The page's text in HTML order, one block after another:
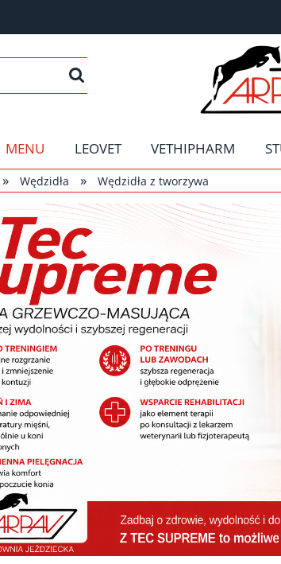
MENU LEOVET VETHIPHARM
» Wędzidła » Wędzidła z tworzywa